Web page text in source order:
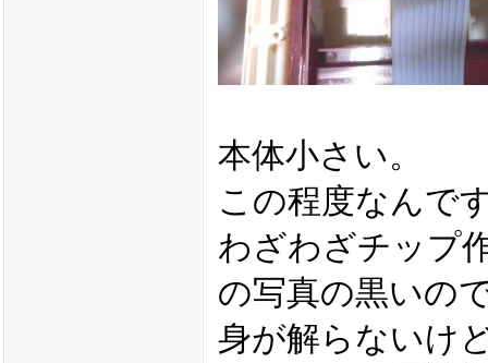
本体小さい。
この程度なんで
わざわざチップ
の写真の黒いの
身が解らないけ